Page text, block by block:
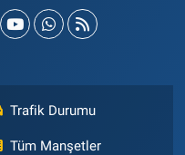
Trafik Durumu
Tüm Manşetler